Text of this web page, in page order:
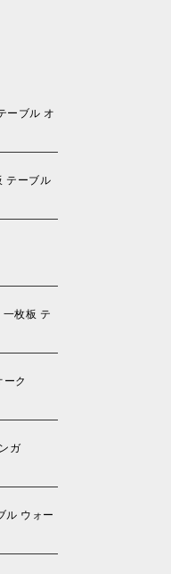
ーブル オ
テーブル
枚板 テ
ク
ガ
ル ウォー